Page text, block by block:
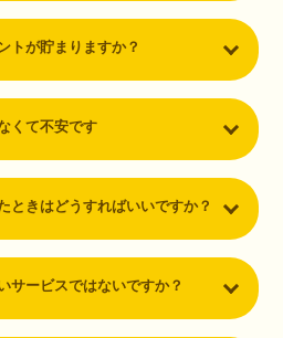
トが貯まりますか？
くて不安です
ときはどうすればいいですか？
サービスではないですか？